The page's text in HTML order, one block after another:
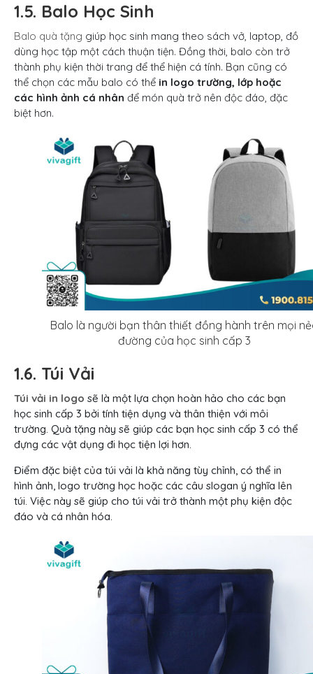
1.5. Balo Học Sinh
Balo quà tặng giúp học sinh mang theo sách vở, laptop, đồ
dùng học tập một cách thuận tiện. Đồng thời, balo còn trở
thành phụ kiện thời trang để thể hiện cá tính. Bạn cũng có
thể chọn các mẫu balo có thể in logo trường, lớp hoặc
các hình ảnh cá nhân để món quà trở nên độc đáo, đặc
biệt hơn.
Balo là người bạn thân thiết đồng hành trên mọi
đường của học sinh cấp 3
1.6. Túi Vải
Túi vải in logo sẽ là một lựa chọn hoàn hảo cho các bạn
học sinh cấp 3 bởi tính tiện dụng và thân thiện với môi
trường. Quà tặng này sẽ giúp các bạn học sinh cấp 3 có thể
đựng các vật dụng đi học tiện lợi hơn.
Điểm đặc biệt của túi vải là khả năng tùy chỉnh, có thể in
hình ảnh, logo trường học hoặc các câu slogan ý nghĩa lên
túi. Việc này sẽ giúp cho túi vải trở thành một phụ kiện độc
đáo và cá nhân hóa.